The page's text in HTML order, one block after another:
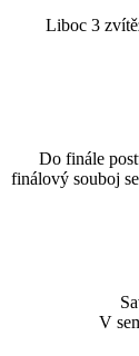
Liboc 3
Do finále
finálový souboj
V